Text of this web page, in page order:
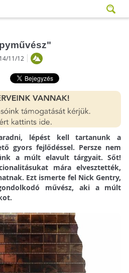
11/12
lépést kell tartanunk a
gyors fejlődéssel. Persze nem
a múlt elavult tárgyait. Sőt!
mára elvesztették,
Ezt ismerte fel Nick Gentry,
művész, aki a múlt